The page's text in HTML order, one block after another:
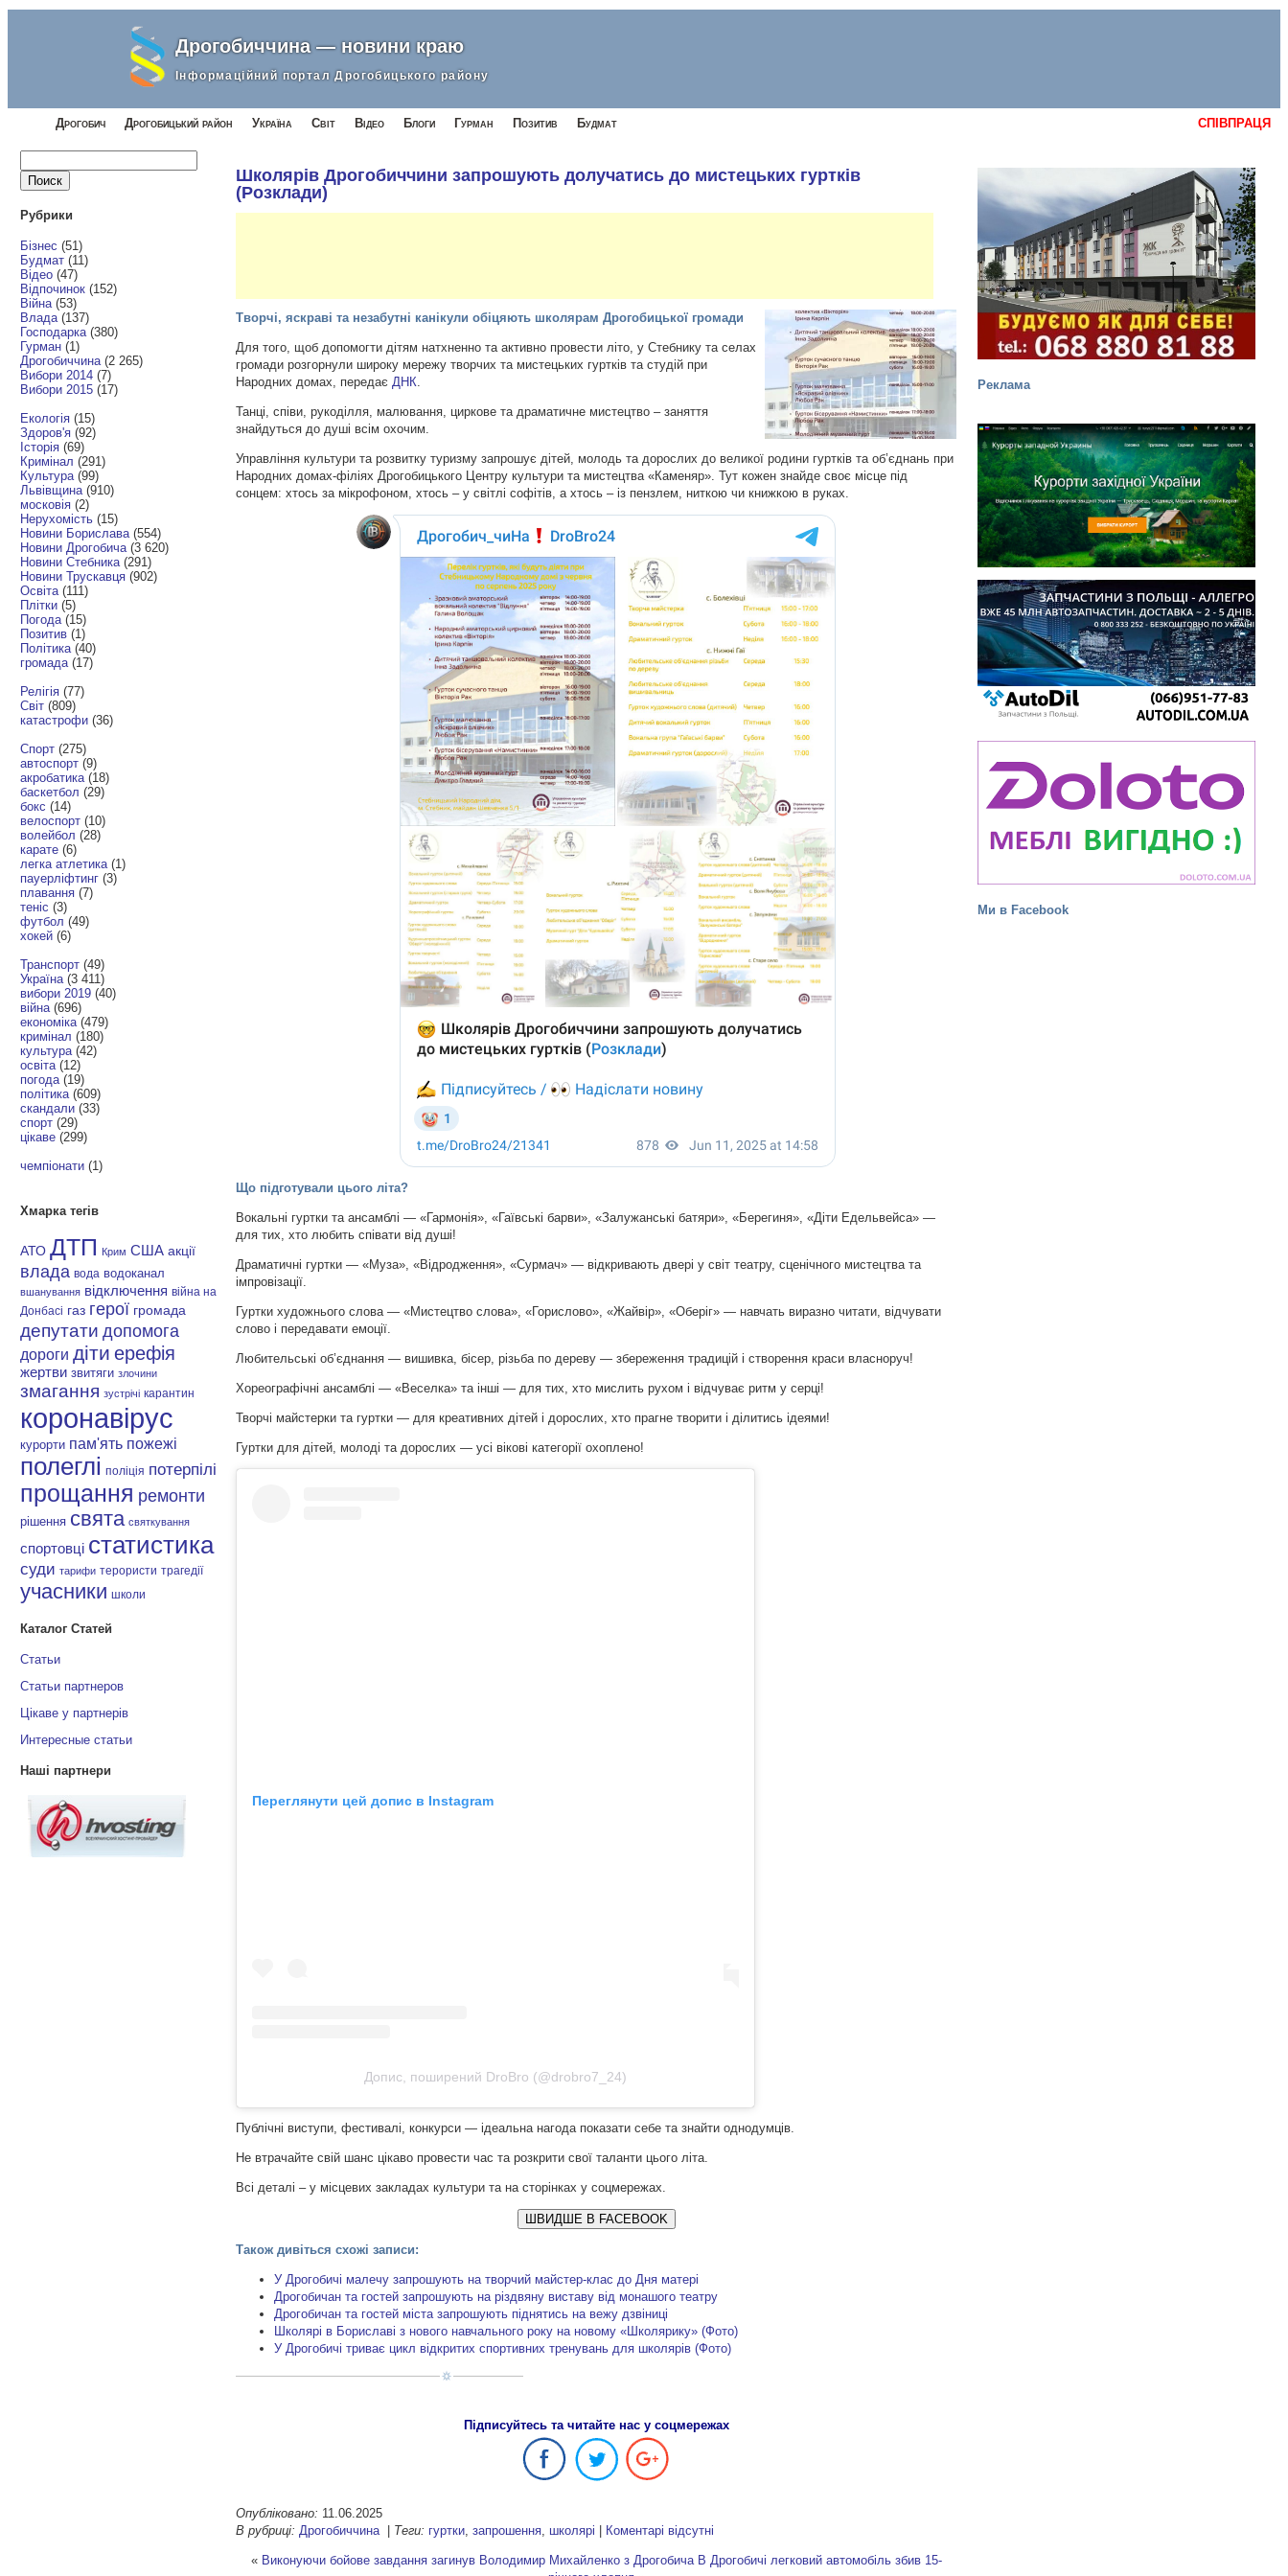
Дрогобиччина — новини краю
Інформаційний портал Дрогобицького району
Дрогобич Дрогобицький район Україна Світ Відео Блоги Гурман СПІВПРАЦЯ
Позитив Будмат
Реклама
Ми в Facebook
Рубрики
Бізнес (51)
Будмат (11)
Відео (47)
Відпочинок (152)
Війна (53)
Влада (137)
Господарка (380)
Гурман (1)
Дрогобиччина (2 265)
Вибори 2014 (7)
Вибори 2015 (17)
Екологія (15)
Здоров'я (92)
Історія (69)
Кримінал (291)
Культура (99)
Львівщина (910)
московія (2)
Нерухомість (15)
Новини Борислава (554)
Новини Дрогобича (3 620)
Новини Стебника (291)
Новини Трускавця (902)
Освіта (111)
Плітки (5)
Погода (15)
Позитив (1)
Політика (40)
громада (17)
Релігія (77)
Світ (809)
катастрофи (36)
Спорт (275)
автоспорт (9)
акробатика (18)
баскетбол (29)
бокс (14)
велоспорт (10)
волейбол (28)
карате (6)
легка атлетика (1)
пауерліфтинг (3)
плавання (7)
теніс (3)
футбол (49)
хокей (6)
Транспорт (49)
Україна (3 411)
вибори 2019 (40)
війна (696)
економіка (479)
кримінал (180)
культура (42)
освіта (12)
погода (19)
політика (609)
скандали (33)
спорт (29)
цікаве (299)
чемпіонати (1)
Хмарка тегів
АТО ДТП Крим США акції
влада вода водоканал
вшанування відключення війна на
Донбасі газ герої громада
депутати допомога
дороги діти ерефія
жертви звитяги злочини
змагання зустрічі карантин
коронавірус
курорти пам'ять пожежі
полеглі поліція потерпілі
прощання ремонти
рішення свята святкування
спортовці статистика
суди тарифи терористи трагедії
учасники школи
Каталог Статей
Статьи
Статьи партнеров
Цікаве у партнерів
Интересные статьи
Наші партнери
Школярів Дрогобиччини запрошують долучатись до мистецьких гуртків
(Розклади)
Творчі, яскраві та незабутні канікули обіцяють школярам Дрогобицької громади
Для того, щоб допомогти дітям натхненно та активно провести літо, у Стебнику та селах
громади розгорнули широку мережу творчих та мистецьких гуртків та студій при
Народних домах, передаєДНК.
Танці, співи, рукоділля, малювання, циркове та драматичне мистецтво – заняття
знайдуться до душі всім охочим.
Управління культури та розвитку туризму запрошує дітей, молодь та дорослих до великої родини гуртків та об’єднань при
Народних домах-філіях Дрогобицького Центру культури та мистецтва «Каменяр». Тут кожен знайде своє місце під
сонцем: хтось за мікрофоном, хтось – у світлі софітів, а хтось – із пензлем, ниткою чи книжкою в руках.
Що підготували цього літа?
Вокальні гуртки та ансамблі — «Гармонія», «Гаївські барви», «Залужанські батяри», «Берегиня», «Діти Едельвейса» —
для тих, хто любить співати від душі!
Драматичні гуртки — «Муза», «Відродження», «Сурмач» — відкривають двері у світ театру, сценічного мистецтва та
імпровізації.
Гуртки художнього слова — «Мистецтво слова», «Горислово», «Жайвір», «Оберіг» — навчать виразно читати, відчувати
слово і передавати емоції.
Любительські об’єднання — вишивка, бісер, різьба по дереву — збереження традицій і створення краси власноруч!
Хореографічні ансамблі — «Веселка» та інші — для тих, хто мислить рухом і відчуває ритм у серці!
Творчі майстерки та гуртки — для креативних дітей і дорослих, хто прагне творити і ділитись ідеями!
Гуртки для дітей, молоді та дорослих — усі вікові категорії охоплено!
Переглянути цей допис в Instagram
Допис, поширений DroBro (@drobro7_24)
Публічні виступи, фестивалі, конкурси — ідеальна нагода показати себе та знайти однодумців.
Не втрачайте свій шанс цікаво провести час та розкрити свої таланти цього літа.
Всі деталі – у місцевих закладах культури та на сторінках у соцмережах.
ШВИДШЕ В FACEBOOK
Також дивіться схожі записи:
У Дрогобичі малечу запрошують на творчий майстер-клас до Дня матері
Дрогобичан та гостей запрошують на різдвяну виставу від монашого театру
Дрогобичан та гостей міста запрошують піднятись на вежу дзвіниці
Школярі в Бориславі з нового навчального року на новому «Школярику» (Фото)
У Дрогобичі триває цикл відкритих спортивних тренувань для школярів (Фото)
Підписуйтесь та читайте нас у соцмережах
Опубліковано: 11.06.2025
В рубриці: Дрогобиччина | Теги: гуртки ,запрошення школярі | Коментарі відсутні
« Виконуючи бойове завдання загинув Володимир Михайленко з Дрогобича В Дрогобичі легковий автомобіль збив 15-